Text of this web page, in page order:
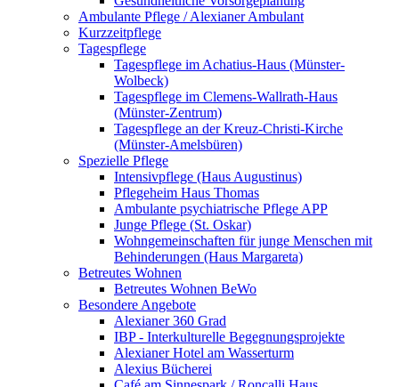
Ambulante Pflege / Alexianer Ambulant
Kurzzeitpflege
Tagespflege
Tagespflege im Achatius-Haus (Münster-
Wolbeck)
Tagespflege im Clemens-Wallrath-Haus
(Münster-Zentrum)
Tagespflege an der Kreuz-Christi-Kirche
(Münster-Amelsbüren)
Spezielle Pflege
Intensivpflege (Haus Augustinus)
Pflegeheim Haus Thomas
Ambulante psychiatrische Pflege APP
Junge Pflege (St. Oskar)
Wohngemeinschaften für junge Menschen mit
Behinderungen (Haus Margareta)
Betreutes Wohnen
Betreutes Wohnen BeWo
Besondere Angebote
Alexianer 360 Grad
IBP - Interkulturelle Begegnungsprojekte
Alexianer Hotel am Wasserturm
Alexius Bücherei